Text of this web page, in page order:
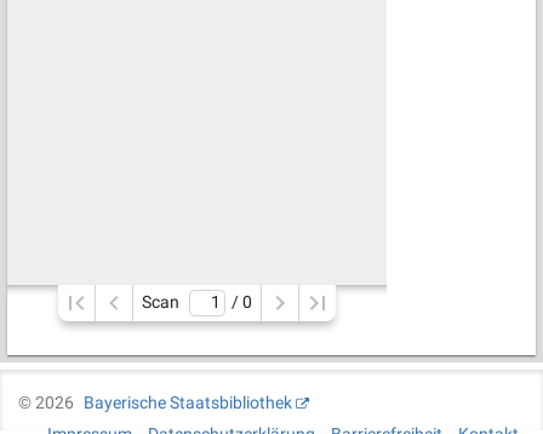
Scan / 0
©2026
Bayerische Staatsbibliothek